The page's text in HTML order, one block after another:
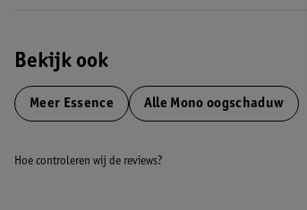
Bekijk ook
Meer Essence Alle Mono oogschaduw
Hoe controleren wij de reviews?